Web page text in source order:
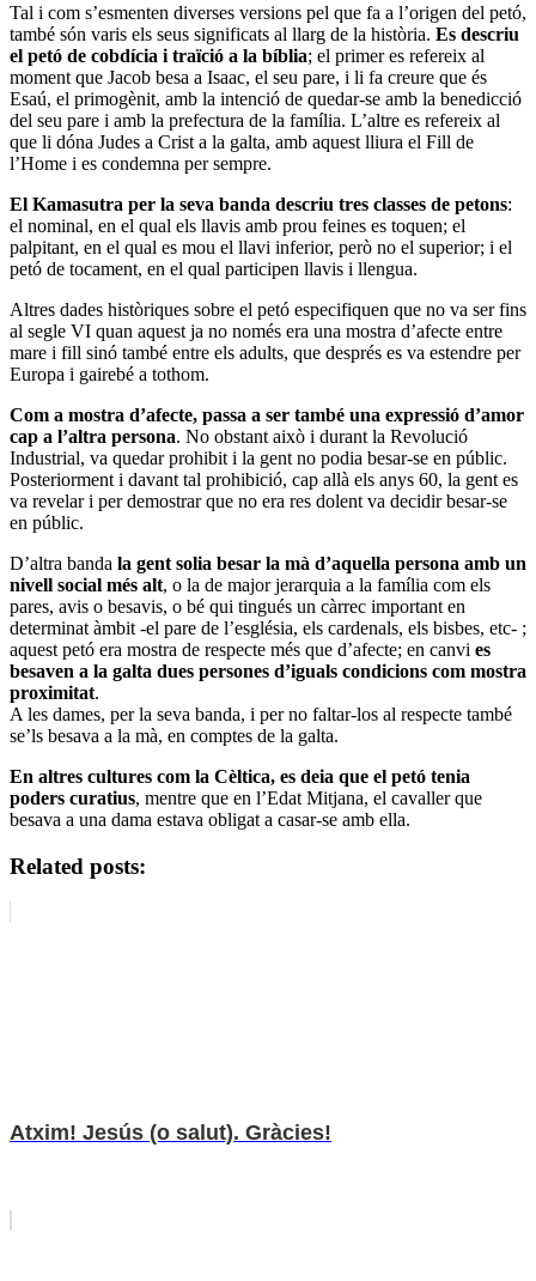
Tal i com s’esmenten diverses versions pel que fa a l’origen del petó,
també són varis els seus significats al llarg de la història. Es descriu
el petó de cobdícia i traïció a la bíblia; el primer es refereix al
moment que Jacob besa a Isaac, el seu pare, i li fa creure que és
Esaú, el primogènit, amb la intenció de quedar-se amb la benedicció
del seu pare i amb la prefectura de la família. L’altre es refereix al
que li dóna Judes a Crist a la galta, amb aquest lliura el Fill de
l’Home i es condemna per sempre.
El Kamasutra per la seva banda descriu tres classes de petons:
el nominal, en el qual els llavis amb prou feines es toquen; el
palpitant, en el qual es mou el llavi inferior, però no el superior; i el
petó de tocament, en el qual participen llavis i llengua.
Altres dades històriques sobre el petó especifiquen que no va ser fins
al segle VI quan aquest ja no només era una mostra d’afecte entre
mare i fill sinó també entre els adults, que després es va estendre per
Europa i gairebé a tothom.
Com a mostra d’afecte, passa a ser també una expressió d’amor
cap a l’altra persona. No obstant això i durant la Revolució
Industrial, va quedar prohibit i la gent no podia besar-se en públic.
Posteriorment i davant tal prohibició, cap allà els anys 60, la gent es
va revelar i per demostrar que no era res dolent va decidir besar-se
en públic.
D’altra banda la gent solia besar la mà d’aquella persona amb un
nivell social més alt, o la de major jerarquia a la família com els
pares, avis o besavis, o bé qui tingués un càrrec important en
determinat àmbit -el pare de l’església, els cardenals, els bisbes, etc- ;
aquest petó era mostra de respecte més que d’afecte; en canvi es
besaven a la galta dues persones d’iguals condicions com mostra
proximitat.
A les dames, per la seva banda, i per no faltar-los al respecte també
se’ls besava a la mà, en comptes de la galta.
En altres cultures com la Cèltica, es deia que el petó tenia
poders curatius, mentre que en l’Edat Mitjana, el cavaller que
besava a una dama estava obligat a casar-se amb ella.
Related posts:
Atxim! Jesús (o salut). Gràcies!